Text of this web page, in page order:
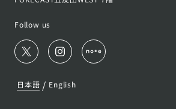
Follow us
日本語 / English